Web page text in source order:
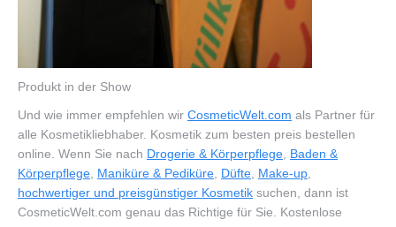
Produkt in der Show
Und wie immer empfehlen wir CosmeticWelt.com als Partner für
alle Kosmetikliebhaber. Kosmetik zum besten preis bestellen
online. Wenn Sie nach Drogerie & Körperpflege Baden &
Körperpflege Maniküre & Pediküre Düfte Make-up
hochwertiger und preisgünstiger Kosmetik suchen, dann ist
CosmeticWelt.com genau das Richtige für Sie. Kostenlose